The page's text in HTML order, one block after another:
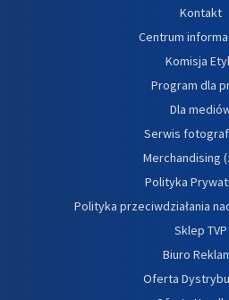
Kontakt
Centrum
Komisja
Program dla
Dla
Serwis
Merchandising
Polityka
Polityka przeciwdziałania
Sklep TVP
Biuro
Oferta